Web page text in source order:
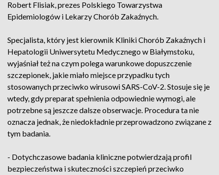
Robert Flisiak, prezes Polskiego Towarzystwa
Epidemiologów i Lekarzy Chorób Zakaźnych.
Specjalista, który jest kierownik Kliniki Chorób Zakaźnych i
Hepatologii Uniwersytetu Medycznego w Białymstoku,
wyjaśniał też na czym polega warunkowe dopuszczenie
szczepionek, jakie miało miejsce przypadku tych
stosowanych przeciwko wirusowi SARS-CoV-2. Stosuje się je
wtedy, gdy preparat spełnienia odpowiednie wymogi, ale
potrzebne są jeszcze dalsze obserwacje. Procedura ta nie
oznacza jednak, że niedokładnie przeprowadzono związane z
tym badania.
- Dotychczasowe badania kliniczne potwierdzają profil
bezpieczeństwa i skuteczności szczepień przeciwko